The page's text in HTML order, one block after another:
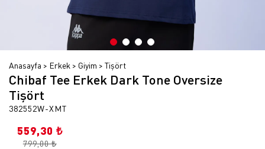
Anasayfa Erkek Giyim Tişört
Chibaf Tee Erkek Dark Tone Oversize
Tişört
382552W-XMT
559,30 ₺
799,00 ₺